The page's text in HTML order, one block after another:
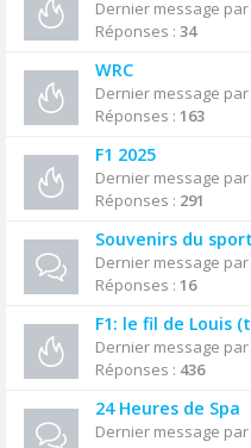
Dernier message par
Réponses : 34
WRC
Dernier message par
Réponses : 163
F1 2025
Dernier message par
Réponses : 291
Souvenirs du
Dernier message par
Réponses : 16
F1: le fil de Louis
Dernier message par
Réponses : 436
24 Heures de Spa
Dernier message par